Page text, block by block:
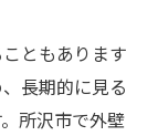
ともあります
長期的に見る
所沢市で外壁